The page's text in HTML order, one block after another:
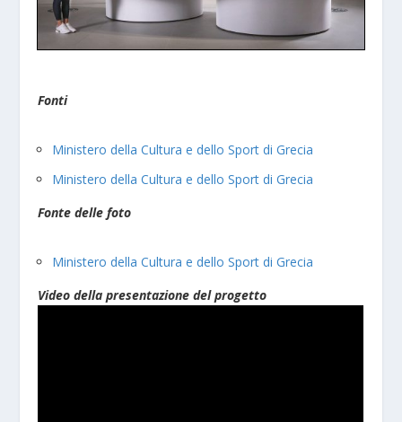
Fonti
Ministero della Cultura e dello Sport di Grecia
Ministero della Cultura e dello Sport di Grecia
Fonte delle foto
Ministero della Cultura e dello Sport di Grecia
Video della presentazione del progetto